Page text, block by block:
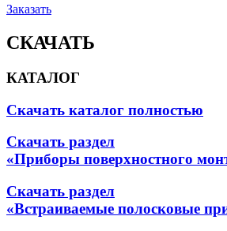
Заказать
СКАЧАТЬ
КАТАЛОГ
Скачать каталог полностью
Скачать раздел
«Приборы поверхностного
Скачать раздел
«Встраиваемые полосковые